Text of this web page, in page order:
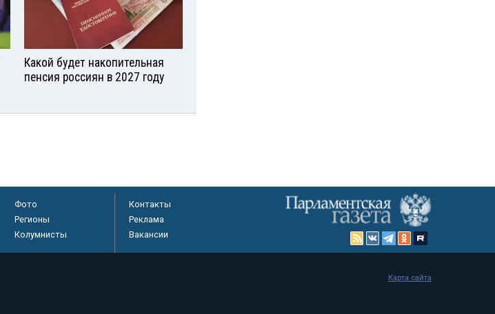
Какой будет накопительная
пенсия россиян в 2027 году
Фото
Регионы
Колумнисты
Контакты
Реклама
Вакансии
Карта сайта